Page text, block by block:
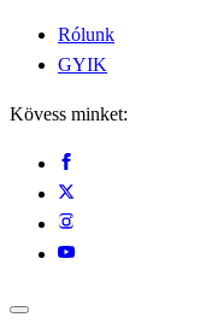
Rólunk
GYIK
Kövess minket: